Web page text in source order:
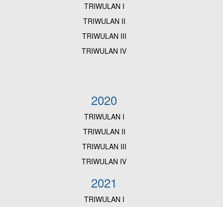
TRIWULAN I
TRIWULAN II
TRIWULAN III
TRIWULAN IV
2020
TRIWULAN I
TRIWULAN II
TRIWULAN III
TRIWULAN IV
2021
TRIWULAN I